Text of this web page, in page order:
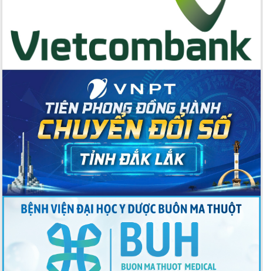
UBND tỉnh Đắk Lắk triển khai công tác
quốc phòng, quân sự địa phương năm
2026
Đắk Lắk tập trung toàn lực khắc phục
tồn tại IUU, sẵn sàng làm việc với
Chủ tịch UBND tỉnh Tạ Anh Tuấn thăm,
chúc mừng các bệnh viện nhân Ngày
Thầy thuốc Việt Nam
Rộn ràng lễ hội truyền thống Sông
nước Đà Nông lần thứ I năm 2026
Kỳ họp Chuyên đề lần thứ Năm, HĐND
tỉnh Đắk Lắk thông qua các nghị quyết
quan trọng
Thống nhất danh sách giới thiệu ứng
cử đại biểu Quốc hội khoá XVI và đại
biểu HĐND tỉnh Đắk Lắk, nhiệm kỳ
2026-2031
Phát động hai phong trào thi đua quan